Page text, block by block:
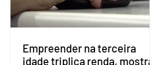
identificação para acesso à urna
eletrônica. Se a urna eletrônica não
reconh
Empreender na terceira
idade triplica renda, mostra